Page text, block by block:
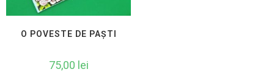
O POVESTE DE PAȘTI
75,00 lei